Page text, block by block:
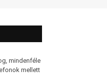
mindenféle
mellett